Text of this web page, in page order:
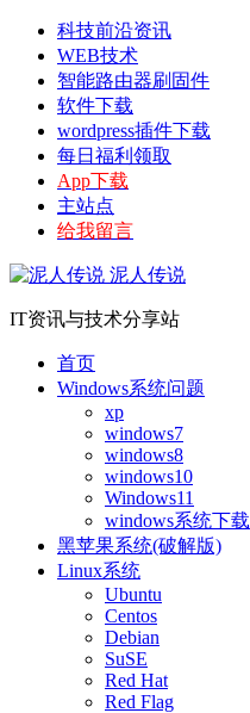
科技前沿资讯
WEB技术
智能路由器刷固件
软件下载
wordpress插件下载
每日福利领取
App下载
主站点
给我留言
泥人传说
IT资讯与技术分享站
首页
Windows系统问题
xp
windows7
windows8
windows10
Windows11
windows系统下载
黑苹果系统(破解版)
Linux系统
Ubuntu
Centos
Debian
SuSE
Red Hat
Red Flag